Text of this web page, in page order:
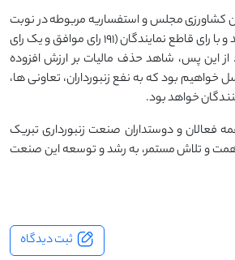
کشاورزی مجلس و استفساریه مربوطه در نوبت
عصر صحن علنی قرائت شد و با رای قاطع نمایندگان (۱۹۱ رای موافق و یک رای
این پس، شاهد حذف مالیات بر ارزش افزوده
بود که به نفع زنبورداران، تعاونی‌ ها،
خواهد بود.
فعالان و دوستداران صنعت زنبورداری تبریک
همت و تلاش مستمر، به رشد و توسعه این صنعت
ثبت دیدگاه